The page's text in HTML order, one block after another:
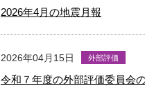
2026年4月の地震月報
2026年04月15日 外部評価
令和７年度の外部評価委員会